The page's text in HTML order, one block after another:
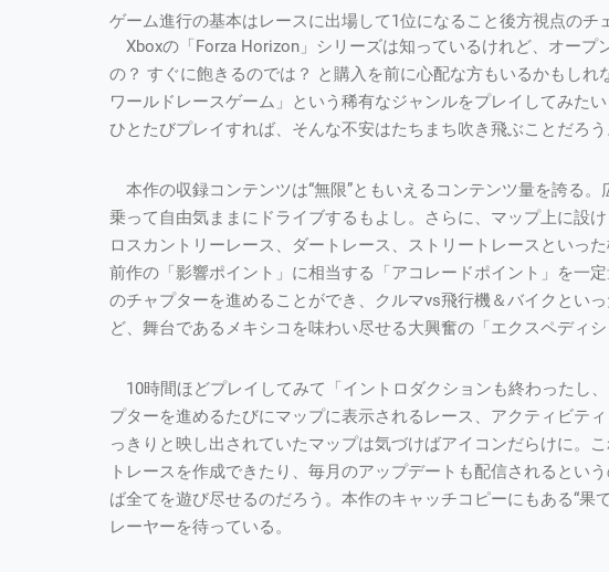
ゲーム進行の基本はレースに出場して1位になること後方視点の
Xboxの「Forza Horizon」シリーズは知っているけれど、オープ
の？ すぐに飽きるのでは？ と購入を前に心配な方もいるかもし
ワールドレースゲーム」という稀有なジャンルをプレイしてみた
ひとたびプレイすれば、そんな不安はたちまち吹き飛ぶことだろう
本作の収録コンテンツは“無限”ともいえるコンテンツ量を誇る
乗って自由気ままにドライブするもよし。さらに、マップ上に設
ロスカントリーレース、ダートレース、ストリートレースといっ
前作の「影響ポイント」に相当する「アコレードポイント」を一
のチャプターを進めることができ、クルマvs飛行機＆バイクとい
ど、舞台であるメキシコを味わい尽せる大興奮の「エクスペディシ
10時間ほどプレイしてみて「イントロダクションも終わったし
プターを進めるたびにマップに表示されるレース、アクティビテ
っきりと映し出されていたマップは気づけばアイコンだらけに。
トレースを作成できたり、毎月のアップデートも配信されるとい
ば全てを遊び尽せるのだろう。本作のキャッチコピーにもある“果
レーヤーを待っている。